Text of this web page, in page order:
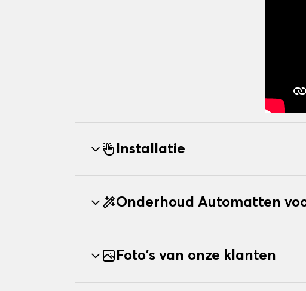
Installatie
Onderhoud Automatten
Foto's van onze klanten